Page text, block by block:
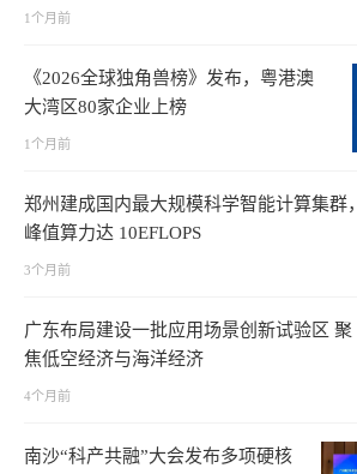
1个月前
《2026全球独角兽榜》发布，粤港澳
大湾区80家企业上榜
1个月前
郑州建成国内最大规模科学智能计算集群，
峰值算力达 10EFLOPS
3个月前
广东布局建设一批应用场景创新试验区 聚
焦低空经济与海洋经济
4个月前
南沙“科产共融”大会发布多项硬核